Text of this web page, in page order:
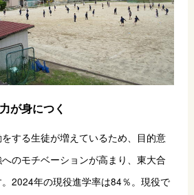
が身につく
する生徒が増えているため、目的意
のモチベーションが高まり、東大合
2024年の現役進学率は84％。現役で